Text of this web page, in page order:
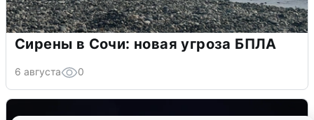
Сирены в Сочи: новая угроза БПЛА
6 августа 0